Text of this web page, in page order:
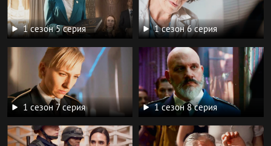
1 сезон 5 серия 1 сезон 6 серия
1 сезон 7 серия 1 сезон 8 серия